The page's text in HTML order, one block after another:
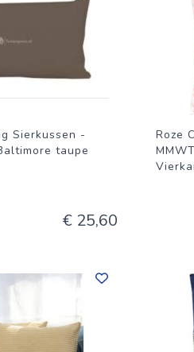
Sierkussen -
taupe
€ 25,60
Roze